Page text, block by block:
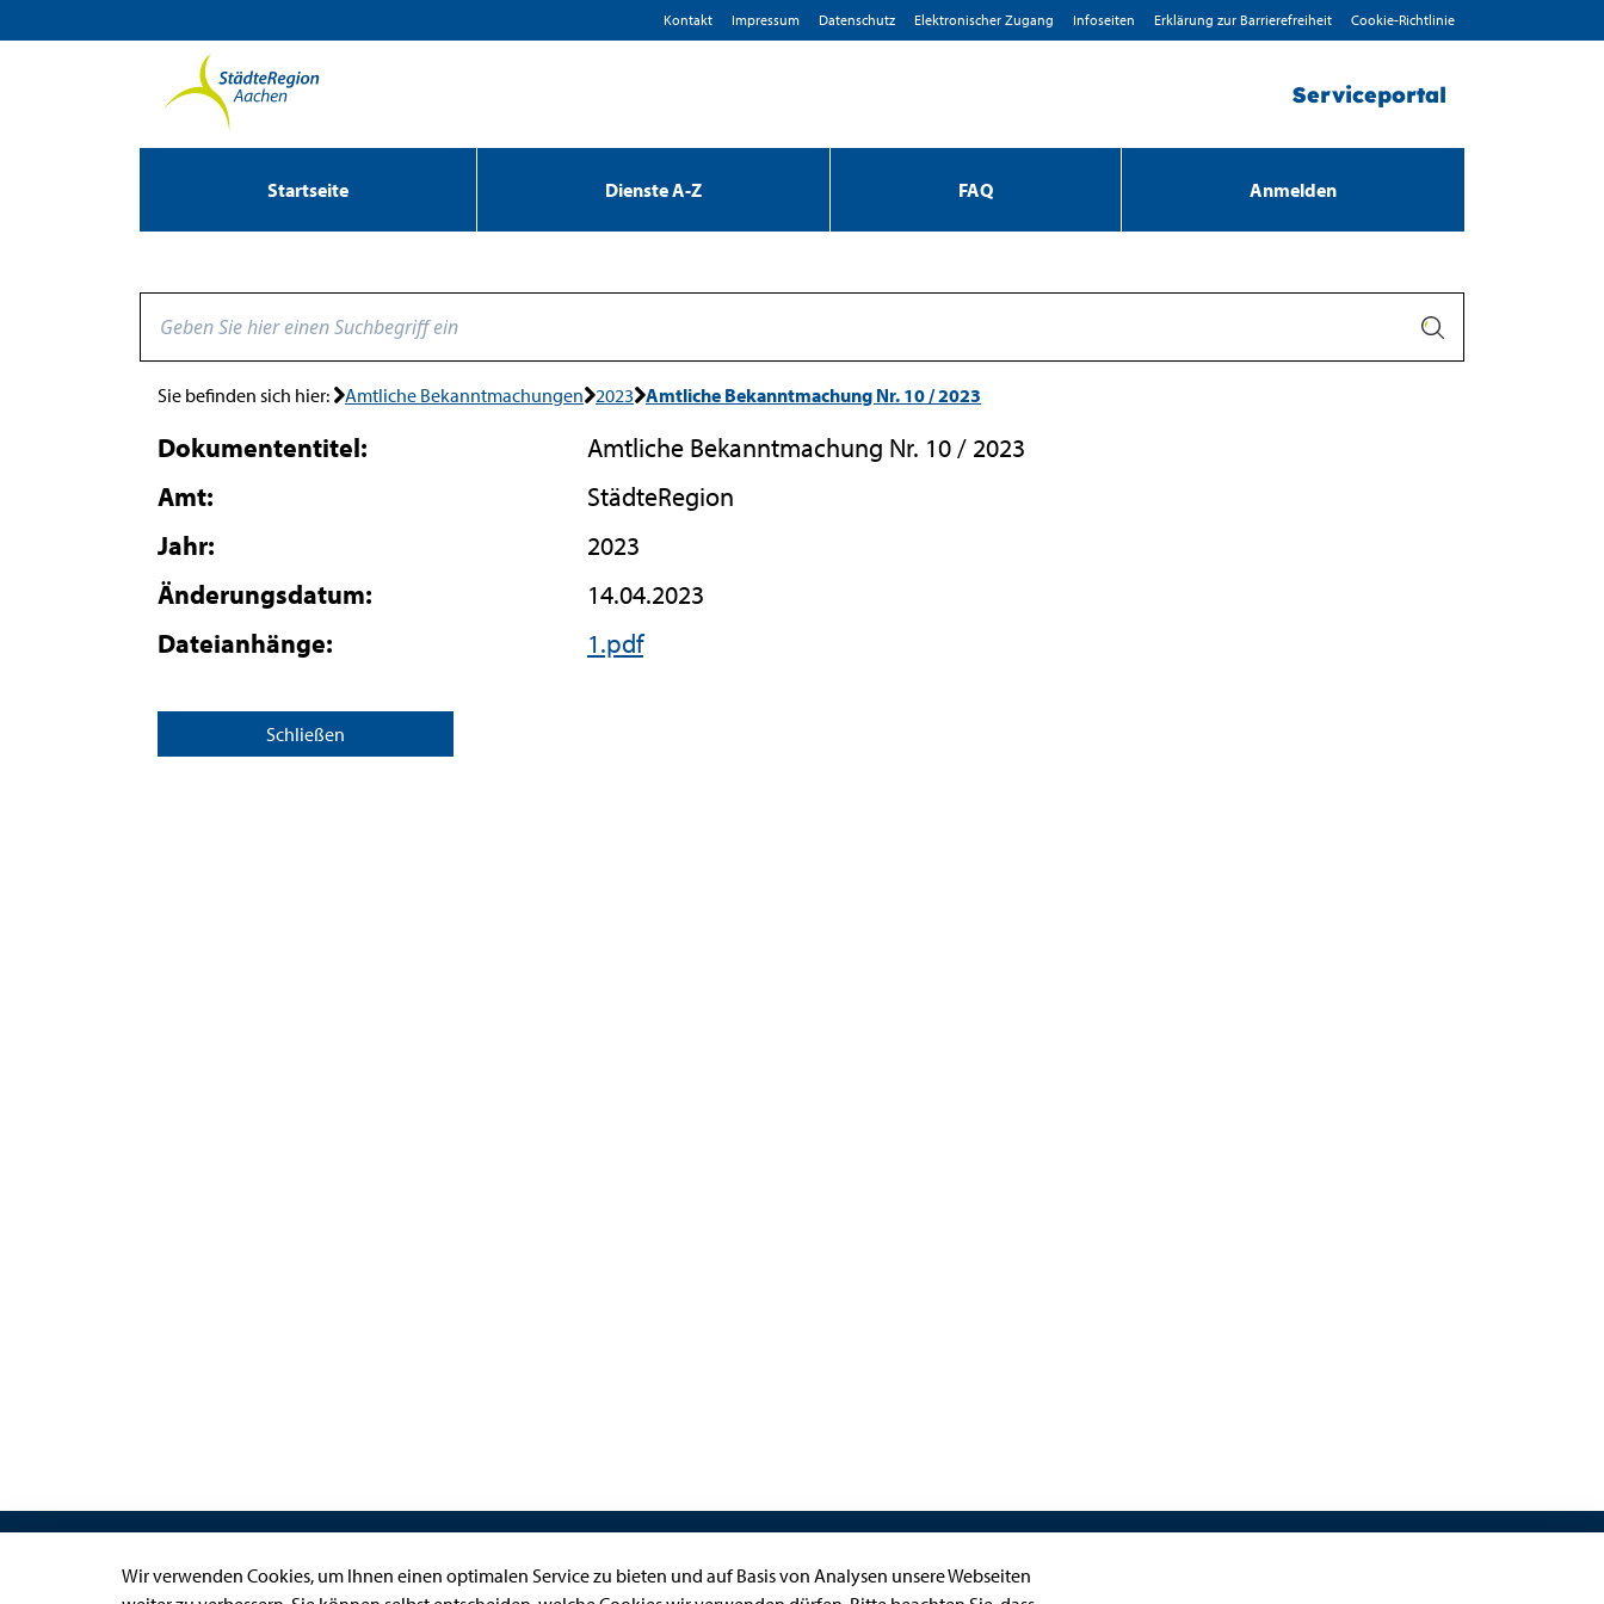
Kontakt Impressum D­atenschutz Elektronischer Zugang Infoseiten Erklärung zur Barrierefreiheit Cookie-Richtlinie
Serviceportal
Startseite Dienste A-Z FAQ Anmelden
Sie befinden sich hier: Amtliche Bekanntmachungen 2023 Amtliche Bekanntmachung Nr. 10 / 2023
Dokumententitel:
Amtliche Bekanntmachung Nr. 10 / 2023
Amt:
StädteRegion
Jahr:
2023
Änderungsdatum:
14.04.2023
Dateianhänge:
1.pdf
Schließen
Links Kontakt
Wir verwenden Cookies, um Ihnen einen optimalen Service zu bieten und auf Basis von Analysen unsere Webseiten